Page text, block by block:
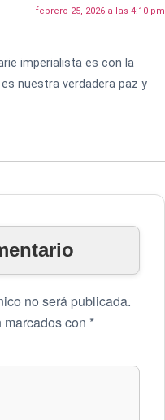
febrero 25, 2026 a las 4:10 pm
imperialista es con la
nuestra verdadera paz y
no será publicada.
con *